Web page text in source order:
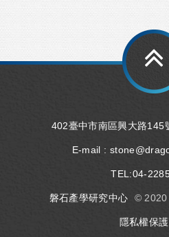
402臺中市南區興大路145
E-mail :
TEL:04-
磐石產學研究中心 © 2020
隱私權保